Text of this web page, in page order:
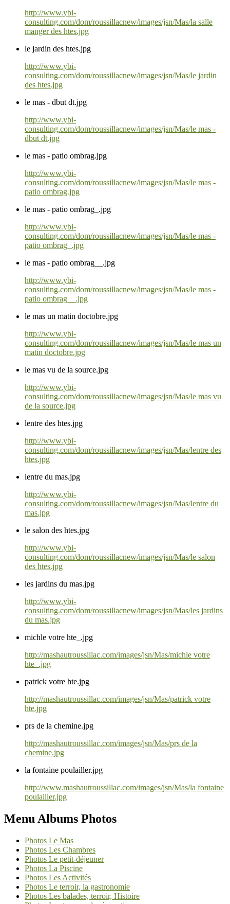
http://www.ybi-
consulting.com/dom/roussillacnew/images/jsn/Mas/la salle
manger des htes.jpg
le jardin des htes.jpg
http://www.ybi-
consulting.com/dom/roussillacnew/images/jsn/Mas/le jardin
des htes.jpg
le mas - dbut dt.jpg
http://www.ybi-
consulting.com/dom/roussillacnew/images/jsn/Mas/le mas -
dbut dt.jpg
le mas - patio ombrag.jpg
http://www.ybi-
consulting.com/dom/roussillacnew/images/jsn/Mas/le mas -
patio ombrag.jpg
le mas - patio ombrag_.jpg
http://www.ybi-
consulting.com/dom/roussillacnew/images/jsn/Mas/le mas -
patio ombrag_.jpg
le mas - patio ombrag__.jpg
http://www.ybi-
consulting.com/dom/roussillacnew/images/jsn/Mas/le mas -
patio ombrag__.jpg
le mas un matin doctobre.jpg
http://www.ybi-
consulting.com/dom/roussillacnew/images/jsn/Mas/le mas un
matin doctobre.jpg
le mas vu de la source.jpg
http://www.ybi-
consulting.com/dom/roussillacnew/images/jsn/Mas/le mas vu
de la source.jpg
lentre des htes.jpg
http://www.ybi-
consulting.com/dom/roussillacnew/images/jsn/Mas/lentre des
htes.jpg
lentre du mas.jpg
http://www.ybi-
consulting.com/dom/roussillacnew/images/jsn/Mas/lentre du
mas.jpg
le salon des htes.jpg
http://www.ybi-
consulting.com/dom/roussillacnew/images/jsn/Mas/le salon
des htes.jpg
les jardins du mas.jpg
http://www.ybi-
consulting.com/dom/roussillacnew/images/jsn/Mas/les jardins
du mas.jpg
michle votre hte_.jpg
http://mashautroussillac.com/images/jsn/Mas/michle votre
hte_.jpg
patrick votre hte.jpg
http://mashautroussillac.com/images/jsn/Mas/patrick votre
hte.jpg
prs de la chemine.jpg
http://mashautroussillac.com/images/jsn/Mas/prs de la
chemine.jpg
la fontaine poulailler.jpg
http://www.mashautroussillac.com/images/jsn/Mas/la fontaine
poulailler.jpg
Menu Albums Photos
Photos Le Mas
Photos Les Chambres
Photos Le petit-déjeuner
Photos La Piscine
Photos Les Activités
Photos Le terroir, la gastronomie
Photos Les balades, terroir, Histoire